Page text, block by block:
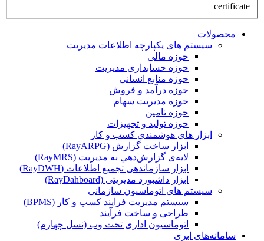
certificate
محصولات
سیستم های یکپارچه اطلاعات مدیریت
حوزه مالی
حوزه حسابداری مدیریت
حوزه منابع انسانی
حوزه درآمد و فروش
حوزه مدیریت سهام
حوزه تامین
حوزه تولید و تجهیزات
ابزار های هوشمندی کسب و کار
ابزار ساخت گزارش (RayARPG)
لایه‌ی گزارش‌دهي به مديريت (RayMRS)
ابزار سازماندهی تجمیع اطلاعات (RayDWH)
ابزار داشبورد مدیریتی (RayDahboard)
سیستم های اتوماسیون سازمانی
سیستم مدیریت فرایند کسب و کار (BPMS)
طراحی و ساخت فرآیند
اتوماسیون اداری تحت وب (نسل چهارم)
سامانه‌های ابری